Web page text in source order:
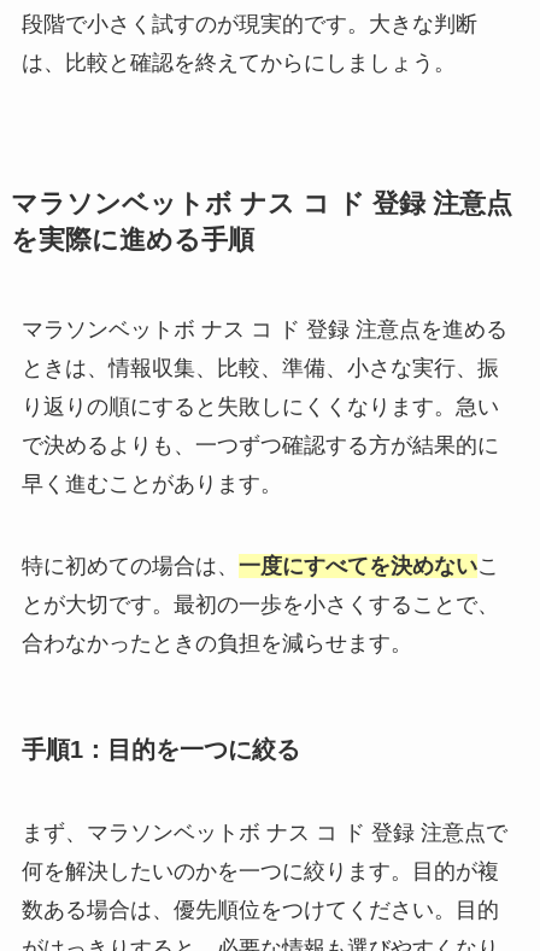
段階で小さく試すのが現実的です。大きな判断
は、比較と確認を終えてからにしましょう。
マラソンベットボ ナス コ ド 登録 注意点
を実際に進める手順
マラソンベットボ ナス コ ド 登録 注意点を進める
ときは、情報収集、比較、準備、小さな実行、振
り返りの順にすると失敗しにくくなります。急い
で決めるよりも、一つずつ確認する方が結果的に
早く進むことがあります。
特に初めての場合は、 一度にすべてを決めないこ
とが大切です。最初の一歩を小さくすることで、
合わなかったときの負担を減らせます。
手順1：目的を一つに絞る
まず、マラソンベットボ ナス コ ド 登録 注意点で
何を解決したいのかを一つに絞ります。目的が複
数ある場合は、優先順位をつけてください。目的